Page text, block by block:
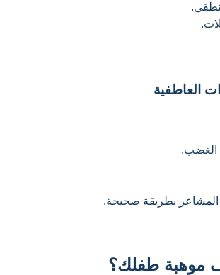
العاطفية
الغضب.
المشاعر بطريقة صحيحة.
موهبة طفلك؟